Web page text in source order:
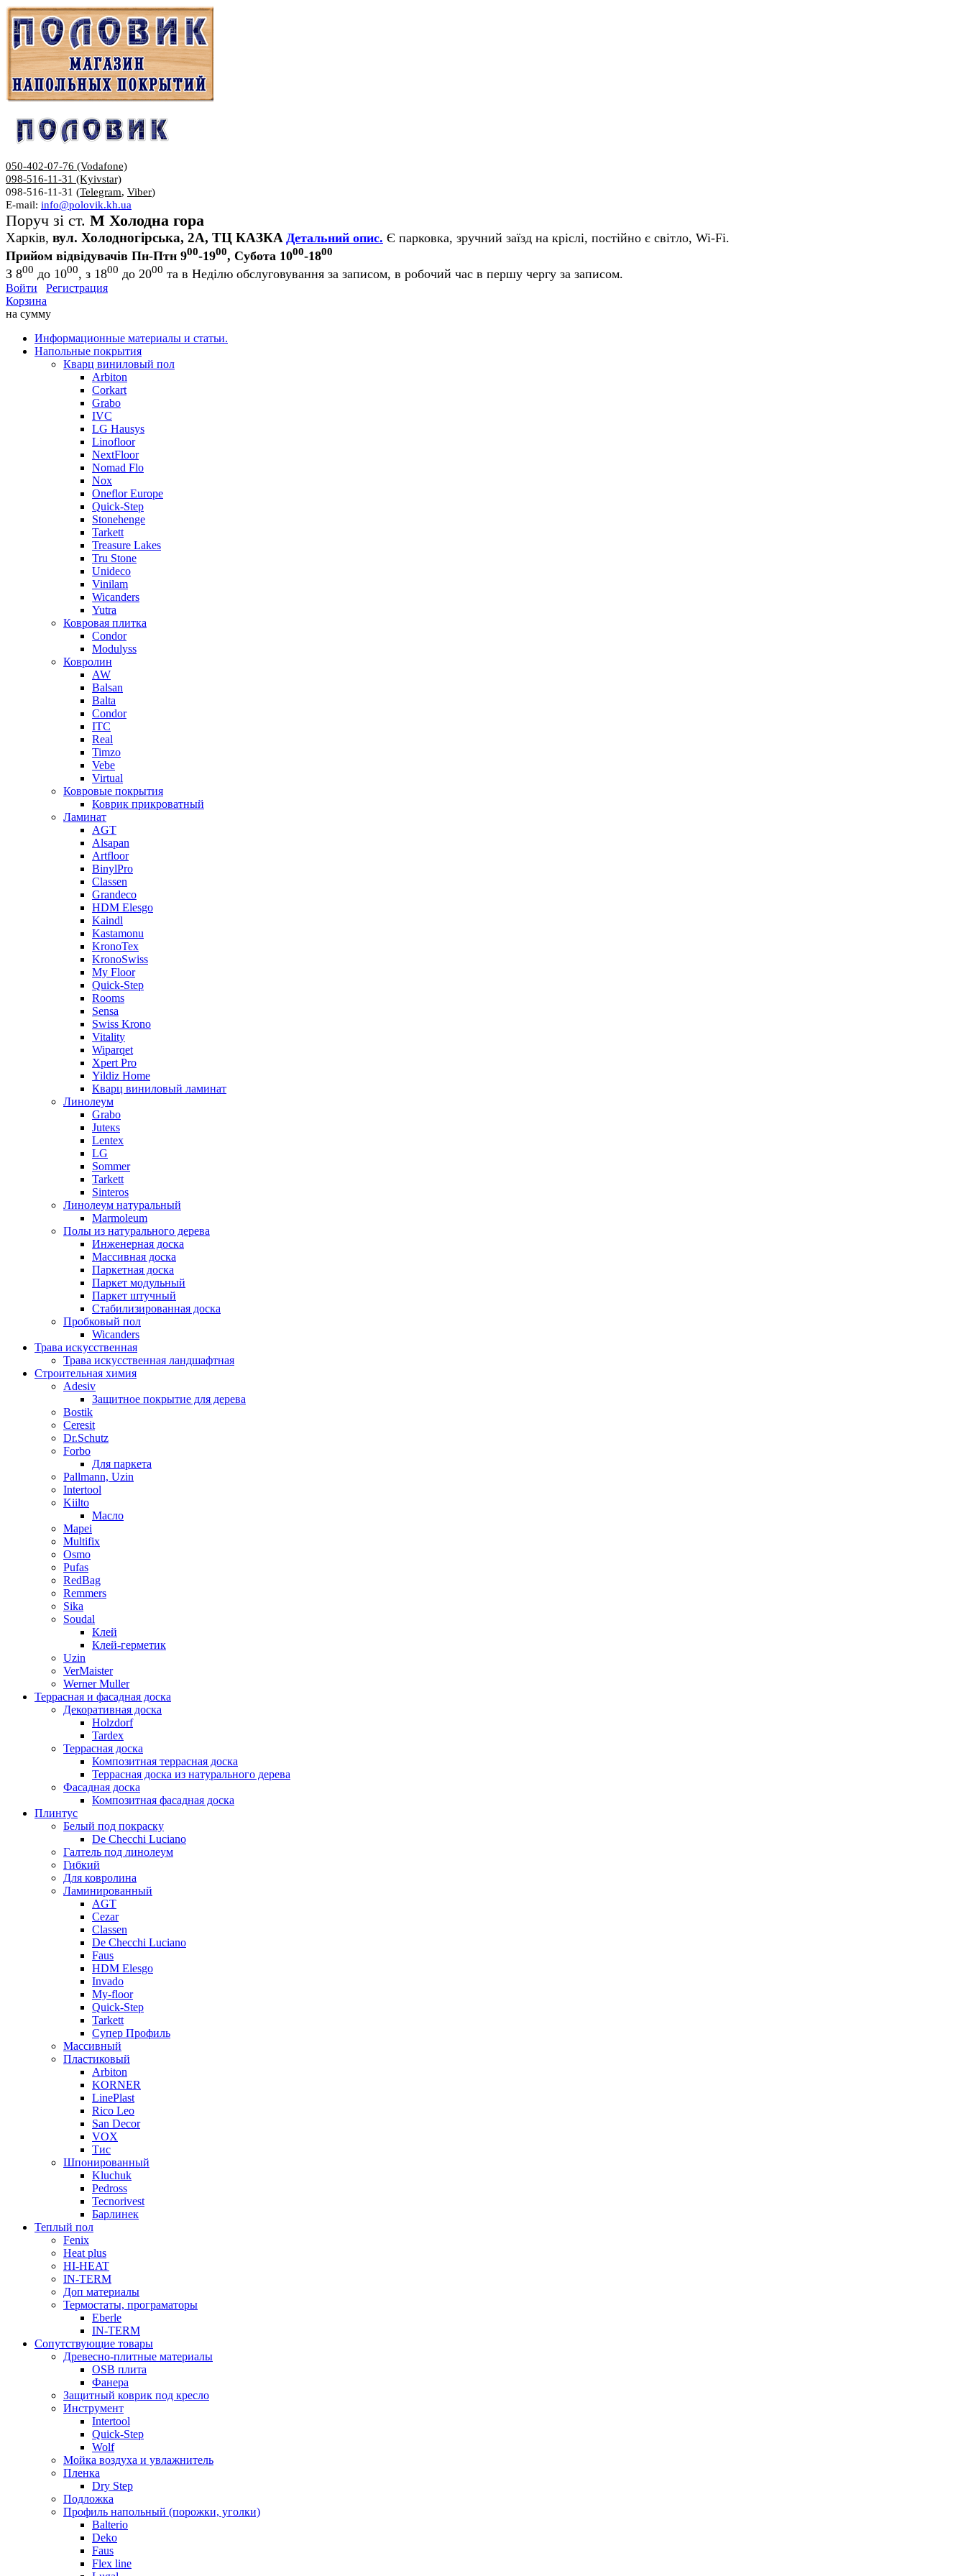
050-402-07-76 (Vodafone)
098-516-11-31 (Kyivstar)
098-516-11-31 (Telegram, Viber)
E-mail: info@polovik.kh.ua
Поруч зі ст. М Холодна гора
Харків, вул. Холодногірська, 2А, ТЦ КАЗКА Детальний опис. Є парковка, зручний заїзд на кріслі, постійно є світло, Wi-Fi.
Прийом відвідувачів Пн-Птн 900-1900, Субота 1000-1800
З 800 до 1000, з 1800 до 2000 та в Неділю обслуговування за записом, в робочий час в першу чергу за записом.
Войти
Регистрация
Корзина
на сумму
Информационные материалы и статьи.
Напольные покрытия
Кварц виниловый пол
Arbiton
Corkart
Grabo
IVC
LG Hausys
Linofloor
NextFloor
Nomad Flo
Nox
Oneflor Europe
Quick-Step
Stonehenge
Tarkett
Treasure Lakes
Tru Stone
Unideco
Vinilam
Wicanders
Yutra
Ковровая плитка
Condor
Modulyss
Ковролин
AW
Balsan
Balta
Condor
ITC
Real
Timzo
Vebe
Virtual
Ковровые покрытия
Коврик прикроватный
Ламинат
AGT
Alsapan
Artfloor
BinylPro
Classen
Grandeco
HDM Elesgo
Kaindl
Kastamonu
KronoTex
KronoSwiss
My Floor
Quick-Step
Rooms
Sensa
Swiss Krono
Vitality
Wiparqet
Xpert Pro
Yildiz Home
Кварц виниловый ламинат
Линолеум
Grabo
Juteкs
Lentex
LG
Sommer
Tarkett
Sinteros
Линолеум натуральный
Marmoleum
Полы из натурального дерева
Инженерная доска
Массивная доска
Паркетная доска
Паркет модульный
Паркет штучный
Стабилизированная доска
Пробковый пол
Wicanders
Трава искусственная
Трава искусственная ландшафтная
Строительная химия
Adesiv
Защитное покрытие для дерева
Bostik
Ceresit
Dr.Schutz
Forbo
Для паркета
Pallmann, Uzin
Intertool
Kiilto
Масло
Mapei
Multifix
Osmo
Pufas
RedBag
Remmers
Sika
Soudal
Клей
Клей-герметик
Uzin
VerMaister
Werner Muller
Террасная и фасадная доска
Декоративная доска
Holzdorf
Tardex
Террасная доска
Композитная террасная доска
Террасная доска из натурального дерева
Фасадная доска
Композитная фасадная доска
Плинтус
Белый под покраску
De Checchi Luciano
Галтель под линолеум
Гибкий
Для ковролина
Ламинированный
AGT
Cezar
Classen
De Checchi Luciano
Faus
HDM Elesgo
Invado
My-floor
Quick-Step
Tarkett
Супер Профиль
Массивный
Пластиковый
Arbiton
KORNER
LinePlast
Rico Leo
San Decor
VOX
Тис
Шпонированный
Kluchuk
Pedross
Tecnorivest
Барлинек
Теплый пол
Fenix
Heat plus
HI-HEAT
IN-TERM
Доп материалы
Термостаты, програматоры
Eberle
IN-TERM
Сопутствующие товары
Древесно-плитные материалы
OSB плита
Фанера
Защитный коврик под кресло
Инструмент
Intertool
Quick-Step
Wolf
Мойка воздуха и увлажнитель
Пленка
Dry Step
Подложка
Профиль напольный (порожки, уголки)
Balterio
Deko
Faus
Flex line